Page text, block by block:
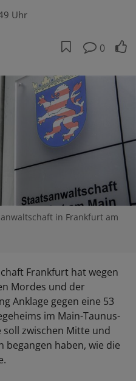
Uhr
0
in Frankfurt am
Frankfurt hat wegen
Mordes und der
Anklage gegen eine 53
im Main-Taunus-
zwischen Mitte und
begangen haben, wie die